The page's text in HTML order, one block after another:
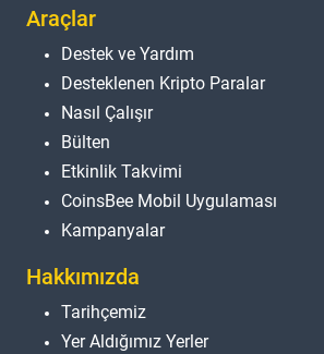
Araçlar
Destek ve Yardım
Desteklenen Kripto Paralar
Nasıl Çalışır
Bülten
Etkinlik Takvimi
CoinsBee Mobil Uygulaması
Kampanyalar
Hakkımızda
Tarihçemiz
Yer Aldığımız Yerler